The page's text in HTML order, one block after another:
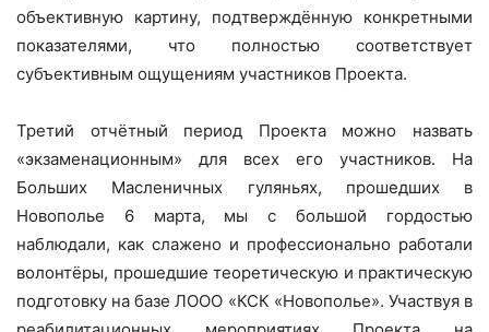
объективную картину, подтверждённую конкретными
показателями, что полностью соответствует
субъективным ощущениям участников Проекта.
Третий отчётный период Проекта можно назвать
«экзаменационным» для всех его участников. На
Больших Масленичных гуляньях, прошедших в
Новополье 6 марта, мы с большой гордостью
наблюдали, как слажено и профессионально работали
волонтёры, прошедшие теоретическую и практическую
подготовку на базе ЛООО «КСК «Новополье». Участвуя в